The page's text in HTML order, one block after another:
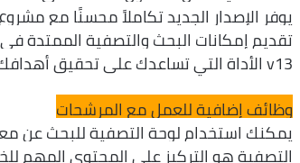
v13 الأداة التي تساعدك على تحقيق أهدافك بفعالية في التخطيط والتنظيم والتواصل.
وظائف إضافية للعمل مع المرشحات
يمكنك استخدام لوحة التصفية للبحث عن